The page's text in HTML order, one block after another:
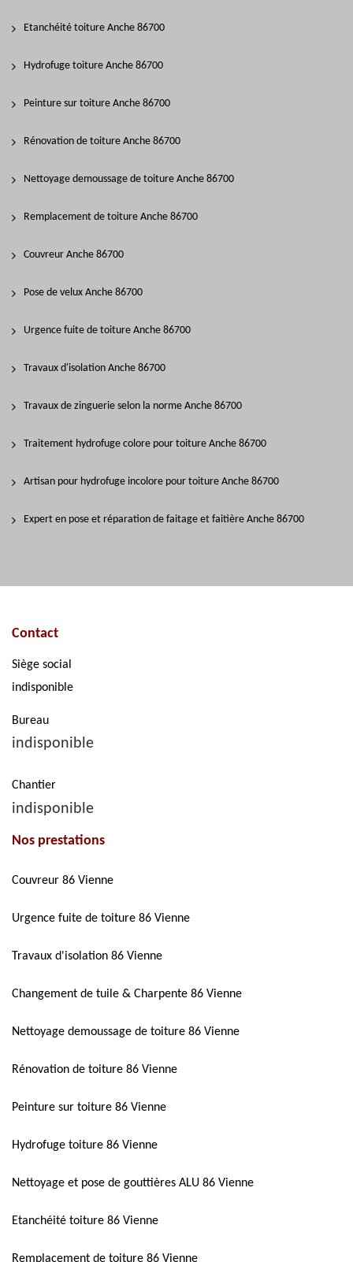
Etanchéité toiture Anche 86700
Hydrofuge toiture Anche 86700
Peinture sur toiture Anche 86700
Rénovation de toiture Anche 86700
Nettoyage demoussage de toiture Anche 86700
Remplacement de toiture Anche 86700
Couvreur Anche 86700
Pose de velux Anche 86700
Urgence fuite de toiture Anche 86700
Travaux d'isolation Anche 86700
Travaux de zinguerie selon la norme Anche 86700
Traitement hydrofuge colore pour toiture Anche 86700
Artisan pour hydrofuge incolore pour toiture Anche 86700
Expert en pose et réparation de faitage et faitière Anche 86700
Contact
Siège social
indisponible
Bureau
indisponible
Chantier
indisponible
Nos prestations
Couvreur 86 Vienne
Urgence fuite de toiture 86 Vienne
Travaux d'isolation 86 Vienne
Changement de tuile & Charpente 86 Vienne
Nettoyage demoussage de toiture 86 Vienne
Rénovation de toiture 86 Vienne
Peinture sur toiture 86 Vienne
Hydrofuge toiture 86 Vienne
Nettoyage et pose de gouttières ALU 86 Vienne
Etanchéité toiture 86 Vienne
Remplacement de toiture 86 Vienne